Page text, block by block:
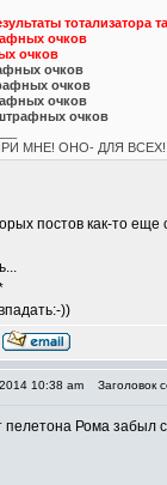
тотализатора
очков
очков
очков
очков
очков
очков
МНЕ! ОНО- ДЛЯ ВСЕХ!
постов как-то
))
10:38 am Заголовок
Рома забыл